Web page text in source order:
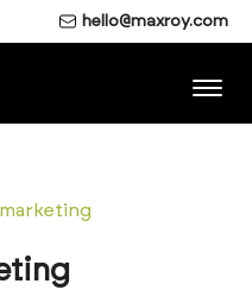
hello@maxroy.com